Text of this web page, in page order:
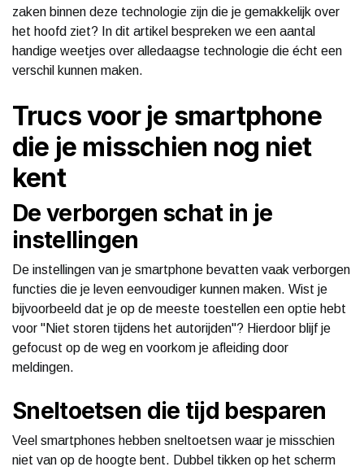
zaken binnen deze technologie zijn die je gemakkelijk over
het hoofd ziet? In dit artikel bespreken we een aantal
handige weetjes over alledaagse technologie die écht een
verschil kunnen maken.
Trucs voor je smartphone
die je misschien nog niet
kent
De verborgen schat in je
instellingen
De instellingen van je smartphone bevatten vaak verborgen
functies die je leven eenvoudiger kunnen maken. Wist je
bijvoorbeeld dat je op de meeste toestellen een optie hebt
voor "Niet storen tijdens het autorijden"? Hierdoor blijf je
gefocust op de weg en voorkom je afleiding door
meldingen.
Sneltoetsen die tijd besparen
Veel smartphones hebben sneltoetsen waar je misschien
niet van op de hoogte bent. Dubbel tikken op het scherm